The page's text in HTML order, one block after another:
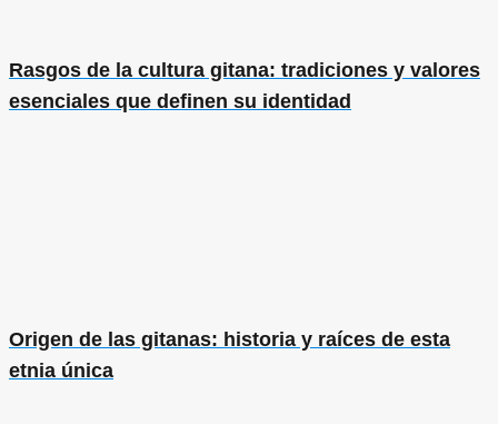
Rasgos de la cultura gitana: tradiciones y valores
esenciales que definen su identidad
Origen de las gitanas: historia y raíces de esta
etnia única